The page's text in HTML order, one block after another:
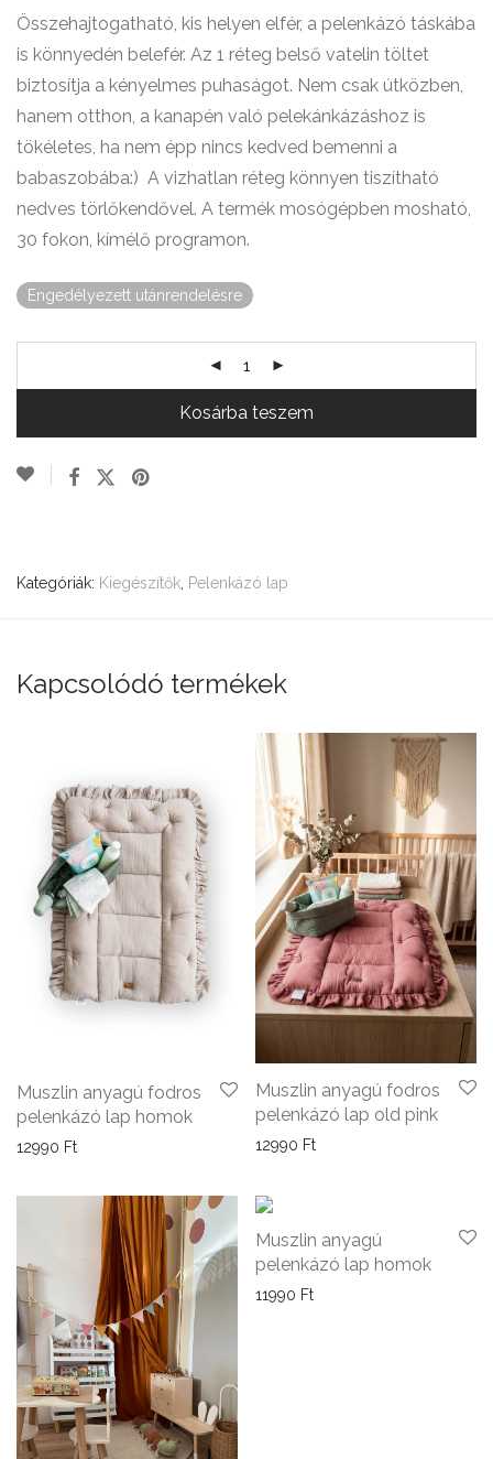
Összehajtogatható, kis helyen elfér, a pelenkázó táskába
is könnyedén belefér. Az 1 réteg belső vatelin töltet
biztosítja a kényelmes puhaságot. Nem csak útközben,
hanem otthon, a kanapén való pelekánkázáshoz is
tökéletes, ha nem épp nincs kedved bemenni a
babaszobába:) A vizhatlan réteg könnyen tiszítható
nedves törlőkendővel. A termék mosógépben mosható,
30 fokon, kímélő programon.
Engedélyezett utánrendelésre
Kosárba teszem
Kategóriák: Kiegészítők Pelenkázó lap
Kapcsolódó termékek
Muszlin anyagú fodros
pelenkázó lap homok
12990 Ft
Muszlin anyagú fodros
pelenkázó lap old pink
12990 Ft
Muszlin anyagú
pelenkázó lap homok
11990 Ft